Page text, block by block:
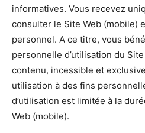
informatives. Vous recevez
consulter le Site Web (mobile)
personnel. A ce titre, vous
personnelle d’utilisation du
contenu, incessible et
utilisation à des fins
d’utilisation est limitée à la
Web (mobile).